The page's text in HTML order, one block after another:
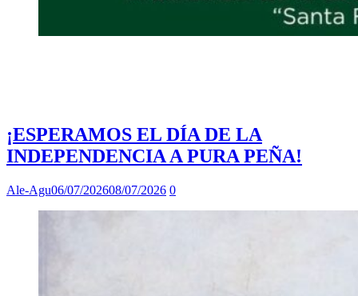
¡ESPERAMOS EL DÍA DE LA
INDEPENDENCIA A PURA PEÑA!
Ale-Agu06/07/202608/07/2026 0